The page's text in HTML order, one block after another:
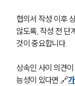
협의서 작성 이후
않도록, 작성 전 단
것이 중요합니다.
상속인 사이 의견
능성이 있다면 🔗